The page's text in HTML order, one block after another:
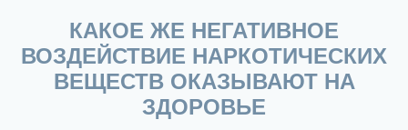
КАКОЕ ЖЕ НЕГАТИВНОЕ
ВОЗДЕЙСТВИЕ НАРКОТИЧЕСКИХ
ВЕЩЕСТВ ОКАЗЫВАЮТ НА
ЗДОРОВЬЕ